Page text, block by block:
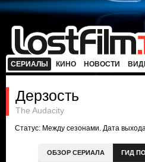
СЕРИАЛЫ КИНО НОВОСТИ
Дерзость
The Audacity
Статус: Между сезонами. Дата
ОБЗОР СЕРИАЛА ГИД